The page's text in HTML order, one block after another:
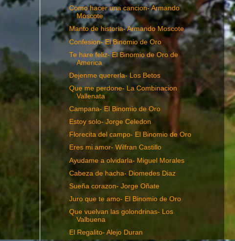
Como hacer una cancion- Armando
Moscote
Manto de historia- Armando Moscote
Confesion- El Binomio de Oro
Te hare feliz- El Binomio de Oro de
America
Dejenme quererla- Los Betos
Que me perdone- La Combinacion
Vallenata
Campana- El Binomio de Oro
Estoy solo- Jorge Celedon
Florecita del campo- El Binomio de Oro
Eres mi amor- Wilfran Castillo
Ayudame a olvidarla- Miguel Morales
Cabeza de hacha- Diomedes Diaz
Sueña corazon- Jorge Oñate
Juro que te amo- El Binomio de Oro
Que vuelvan las golondrinas- Los
Valbuena
El Regalito- Alejo Duran